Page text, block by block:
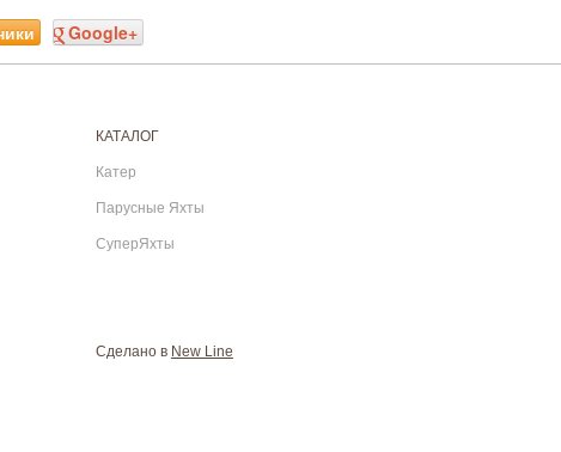
Google+
КАТАЛОГ
Катер
Парусные Яхты
СуперЯхты
Сделано в New Line